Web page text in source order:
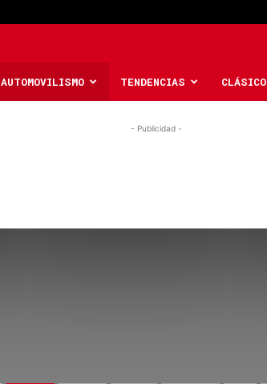
AUTOMOVILISMO TENDENCIAS CLÁSICO
- Publicidad -